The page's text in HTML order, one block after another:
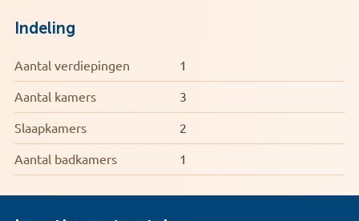
Indeling
Aantal verdiepingen 1
Aantal kamers 3
Slaapkamers 2
Aantal badkamers 1